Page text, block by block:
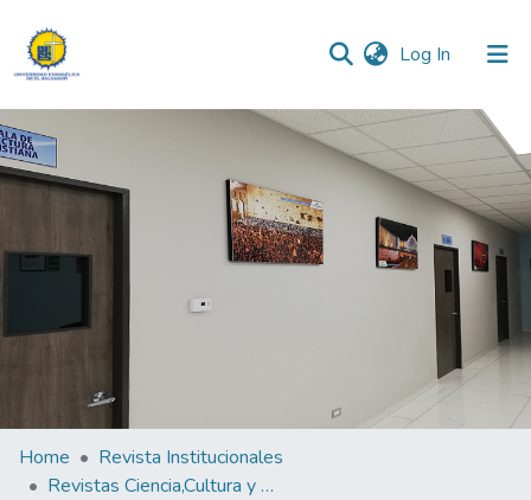
Log In (current)
Communities & Collections
All of DSpace
Home
Revista Institucionales
Revistas Ciencia,Cultura y Sociedad